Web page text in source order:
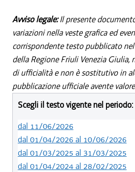
Avviso legale:Il presente
variazioni nella veste grafica ed
corrispondente testo pubblicato
della Regione Friuli Venezia Giulia,
di ufficialità e non è sostitutivo in
pubblicazione ufficiale avente
Scegli il testo vigente nel periodo:
dal 11/06/2026
dal 01/04/2026 al 10/06/2026
dal 01/03/2025 al 31/03/2025
dal 01/04/2024 al 28/02/2025